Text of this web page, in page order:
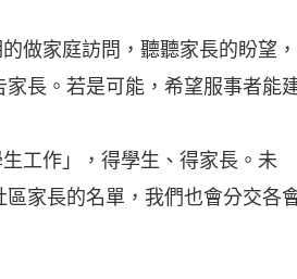
做家庭訪問，聽聽家長的盼望，
長。若是可能，希望服事者能
工作」，得學生、得家長。未
家長的名單，我們也會分交各